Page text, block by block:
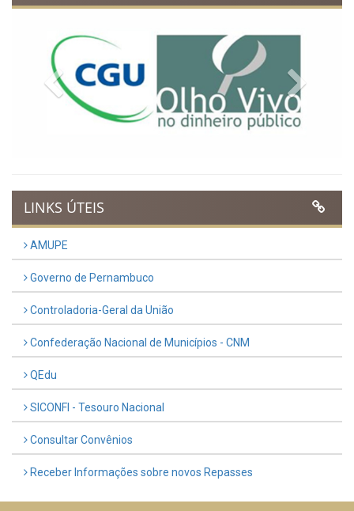
Previous
LINKS ÚTEIS
AMUPE
Governo de Pernambuco
Controladoria-Geral da União
Confederação Nacional de Municípios - CNM
QEdu
SICONFI - Tesouro Nacional
Consultar Convênios
Receber Informações sobre novos Repasses